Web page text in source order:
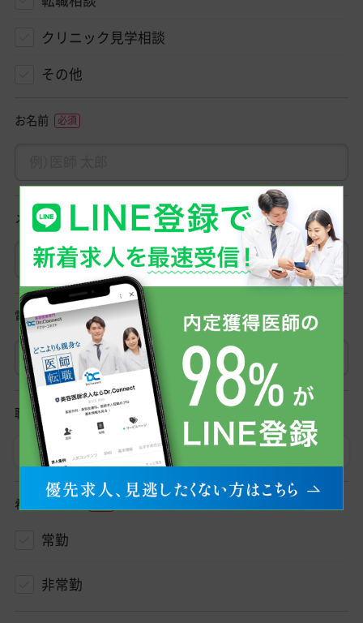
クリニック見学相談
その他
お名前
メールアドレス
電話番号
職種
医師 初期研修医
希望勤務形態
常勤
非常勤